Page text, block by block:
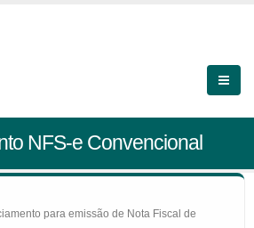
NFS-e Convencional
para emissão de Nota Fiscal de